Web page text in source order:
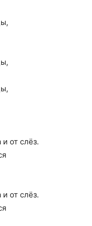
от слёз.
от слёз.